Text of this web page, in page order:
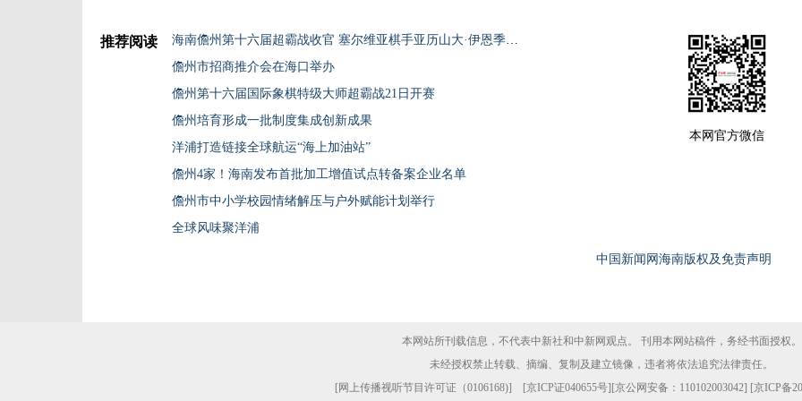
推荐阅读
海南儋州第十六届超霸战收官 塞尔维亚棋手亚历山大·伊恩季奇夺冠
儋州市招商推介会在海口举办
儋州第十六届国际象棋特级大师超霸战21日开赛
儋州培育形成一批制度集成创新成果
洋浦打造链接全球航运“海上加油站”
儋州4家！海南发布首批加工增值试点转备案企业名单
儋州市中小学校园情绪解压与户外赋能计划举行
全球风味聚洋浦
本网官方微信
中国新闻网海南版权及免责声明
本网站所刊载信息，不代表中新社和中新网观点。 刊用本网站稿件，务经书面授权。
未经授权禁止转载、摘编、复制及建立镜像，违者将依法追究法律责任。
[网上传播视听节目许可证（0106168)] [京ICP证040655号][京公网安备：110102003042] [京ICP备